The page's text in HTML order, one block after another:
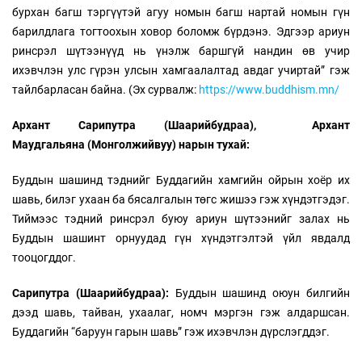
бурхан багш тэргүүтэй агуу номын багш нартай номын гүн
барилдлага тогтоохын ховор боломж бүрдэнэ. Эдгээр ариун
ринсрэл шүтээнүүд нь үнэлж баршгүй нандин өв учир
ихэвчлэн улс гүрэн улсын хамгаалалтад авдаг учиртай” гэж
тайлбарласан байна. (Эх сурвалж: https://www.buddhism.mn/
Архант Сарипутра (Шаарийбудраа), Архант
Маудгальяна (Монголжийвуу) нарын тухай:
Буддын шашинд тэднийг Буддагийн хамгийн ойрын хоёр их
шавь, билэг ухаан ба бясалгалын төгс жишээ гэж хүндэтгэдэг.
Тиймээс тэдний ринсрэл буюу ариун шүтээнийг залах нь
Буддын шашинт орнуудад гүн хүндэтгэлтэй үйл явдалд
тооцогддог.
Сарипутра (Шаарийбудраа): Буддын шашинд оюун билгийн
дээд шавь, тайван, ухаалаг, номч мэргэн гэж алдаршсан.
Буддагийн “баруун гарын шавь” гэж ихэвчлэн дүрслэгддэг.